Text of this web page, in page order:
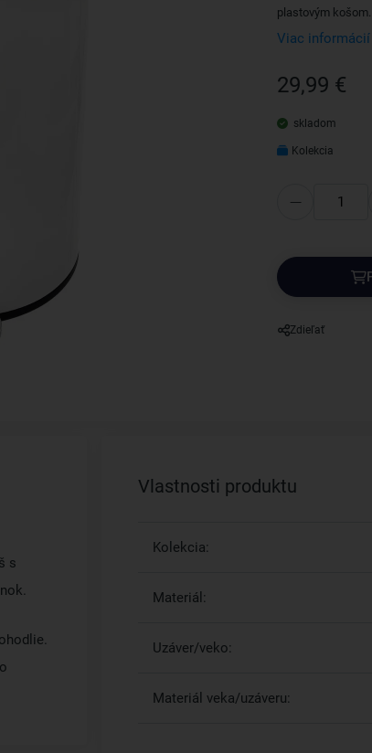
plastovým košom.
Viac informácií
29,99 €
skladom
Kolekcia
Zdieľať
s
Vlastnosti produktu
Kolekcia:
Materiál:
Uzáver/veko:
Materiál veka/uzáveru: